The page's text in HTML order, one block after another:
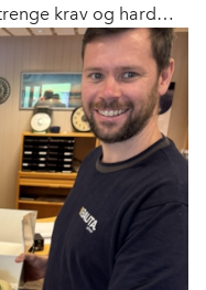
krav og hard
og sterk
og